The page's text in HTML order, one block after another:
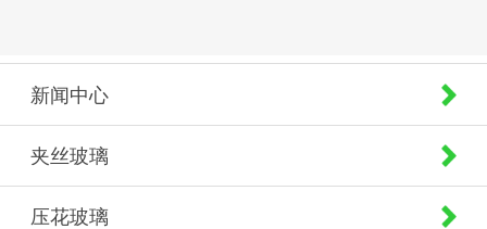
新闻中心
夹丝玻璃
压花玻璃